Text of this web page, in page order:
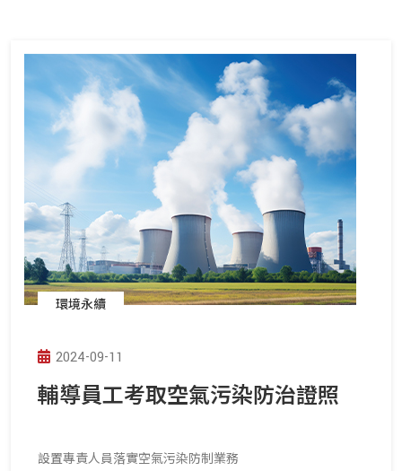
環境永續
2024-09-11
輔導員工考取空氣污染防治證照
設置專責人員落實空氣污染防制業務